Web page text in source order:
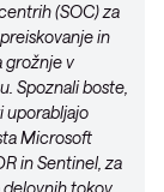
(SOC) za
in
grožnje v
Spoznali boste,
uporabljajo
Microsoft
in Sentinel, za
tokov,